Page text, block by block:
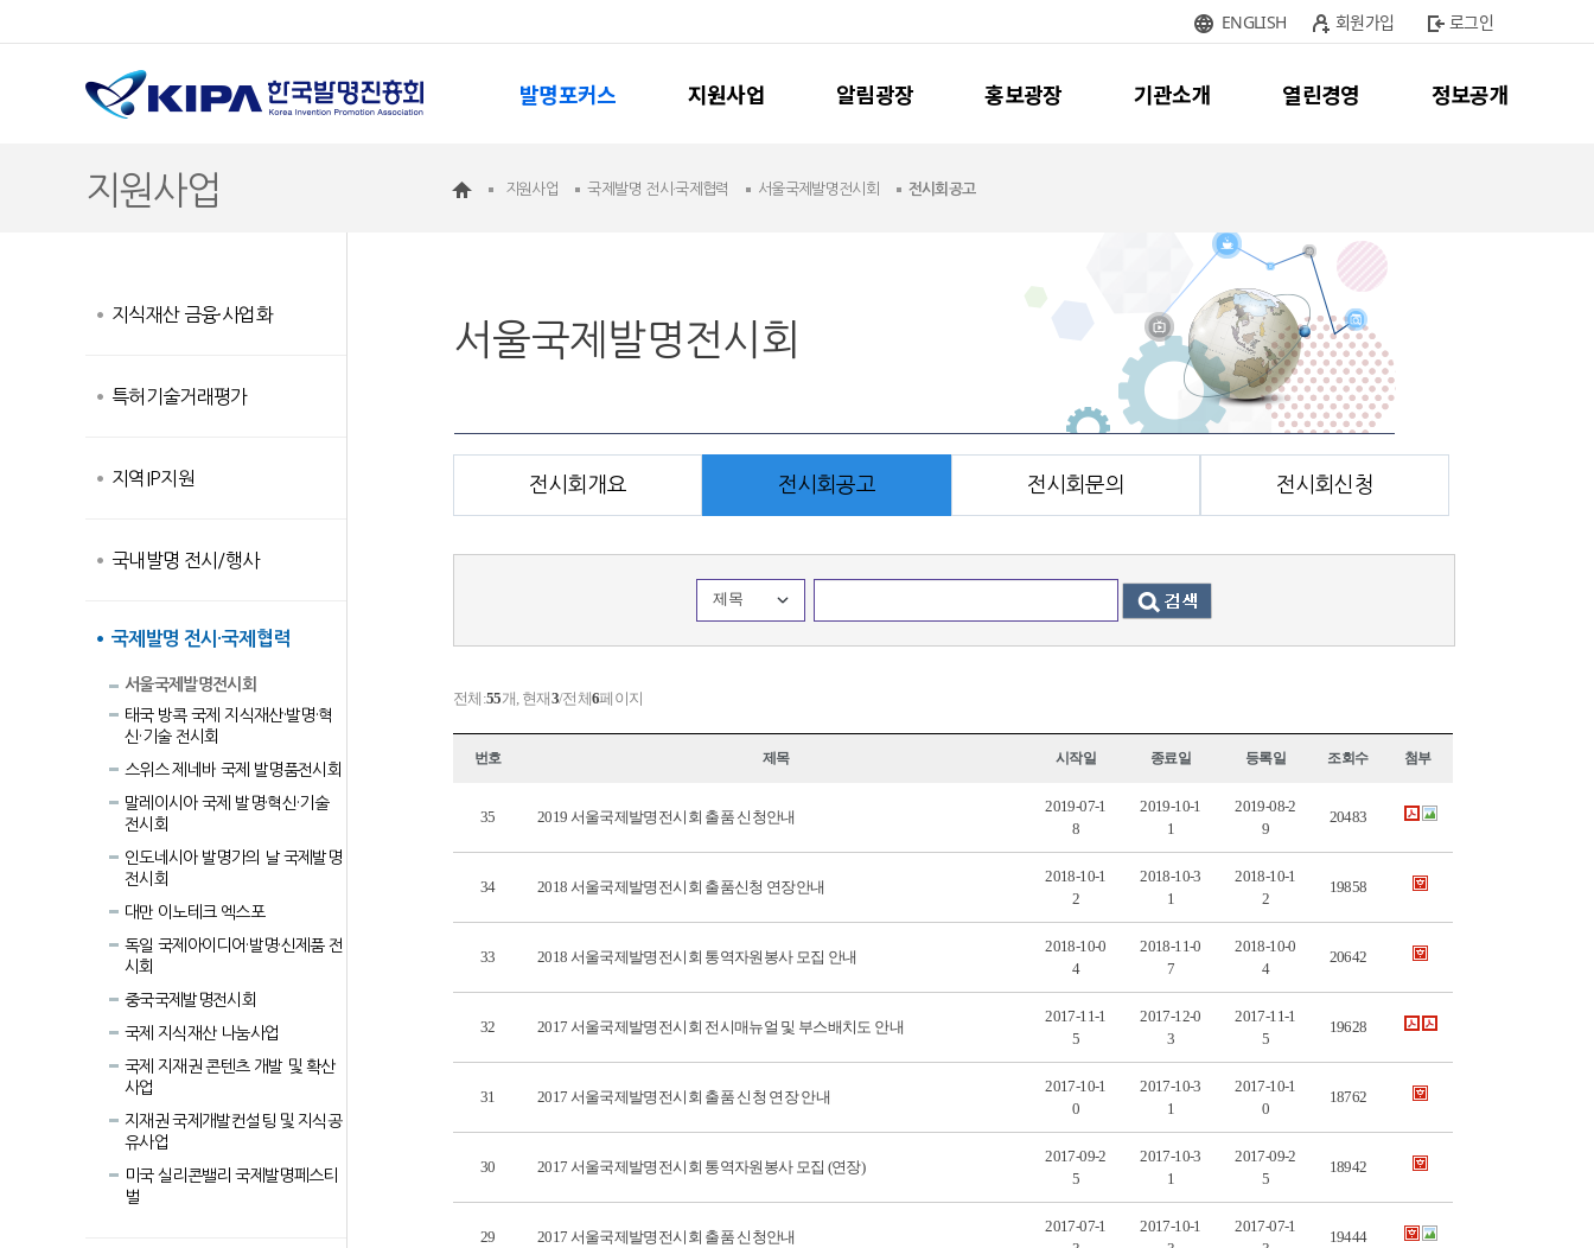
ENGLISH 회원가입 로그인
발명포커스 지원사업 알림광장 홍보광장 기관소개 열린경영 정보공개
지원사업 지원사업 국제발명 전시·국제협력 서울국제발명전시회 전시회공고
지식재산 금융·사업화
특허기술거래평가
지역IP지원
국내발명 전시/행사
국제발명 전시·국제협력
서울국제발명전시회
태국 방콕 국제 지식재산·발명·혁
신·기술 전시회
스위스 제네바 국제 발명품전시회
말레이시아 국제 발명·혁신·기술
전시회
인도네시아 발명가의 날 국제발명
전시회
대만 이노테크 엑스포
독일 국제아이디어·발명·신제품 전
시회
중국국제발명전시회
국제 지식재산 나눔사업
국제 지재권 콘텐츠 개발 및 확산
사업
지재권 국제개발컨설팅 및 지식공
유사업
미국 실리콘밸리 국제발명페스티
벌
서울국제발명전시회
전시회개요 전시회공고 전시회문의 전시회신청
제목
전체:55개, 현재3/전체6페이지
번호 제목 시작일 종료일 등록일 조회수 첨부
35 2019 서울국제발명전시회 출품 신청안내
2019-07-1
8
2019-10-1
1
2019-08-2
9
20483
34 2018 서울국제발명전시회 출품신청 연장안내
2018-10-1
2
2018-10-3
1
2018-10-1
2
19858
33 2018 서울국제발명전시회 통역자원봉사 모집 안내
2018-10-0
4
2018-11-0
7
2018-10-0
4
20642
32 2017 서울국제발명전시회 전시매뉴얼 및 부스배치도 안내
2017-11-1
5
2017-12-0
3
2017-11-1
5
19628
31 2017 서울국제발명전시회 출품 신청 연장 안내
2017-10-1
0
2017-10-3
1
2017-10-1
0
18762
30 2017 서울국제발명전시회 통역자원봉사 모집 (연장)
2017-09-2
5
2017-10-3
1
2017-09-2
5
18942
29 2017 서울국제발명전시회 출품 신청안내
2017-07-1
2017-10-1
2017-07-1
19444